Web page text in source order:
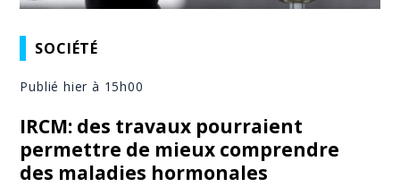
SOCIÉTÉ
Publié hier à 15h00
IRCM: des travaux pourraient
permettre de mieux comprendre
des maladies hormonales